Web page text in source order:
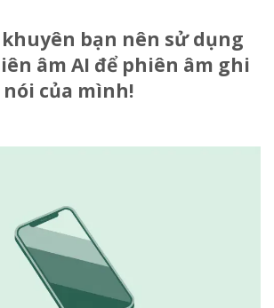
bạn nên sử dụng
âm AI để phiên âm ghi
của mình!